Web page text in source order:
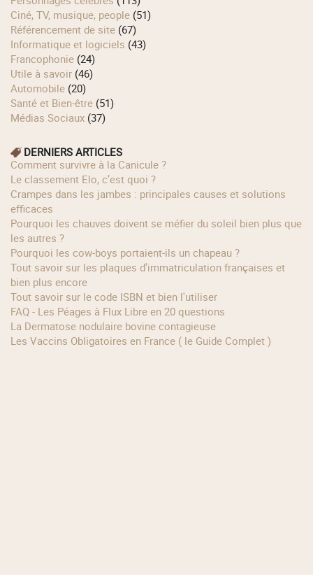
Ciné, TV, musique, people (51)
Référencement de site (67)
Informatique et logiciels (43)
Francophonie (24)
Utile à savoir (46)
Automobile (20)
Santé et Bien-être (51)
Médias Sociaux (37)
DERNIERS ARTICLES
Comment survivre à la Canicule ?
Le classement Elo, c’est quoi ?
Crampes dans les jambes : principales causes et solutions
efficaces
Pourquoi les chauves doivent se méfier du soleil bien plus que
les autres ?
Pourquoi les cow‑boys portaient‑ils un chapeau ?
Tout savoir sur les plaques d'immatriculation françaises et
bien plus encore
Tout savoir sur le code ISBN et bien l'utiliser
FAQ - Les Péages à Flux Libre en 20 questions
La Dermatose nodulaire bovine contagieuse
Les Vaccins Obligatoires en France ( le Guide Complet )